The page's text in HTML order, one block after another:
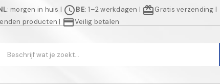
: morgen in huis | scheduleBE: 1–2 werkdagen | redeemGratis verzending |
producten | credit_cardVeilig betalen